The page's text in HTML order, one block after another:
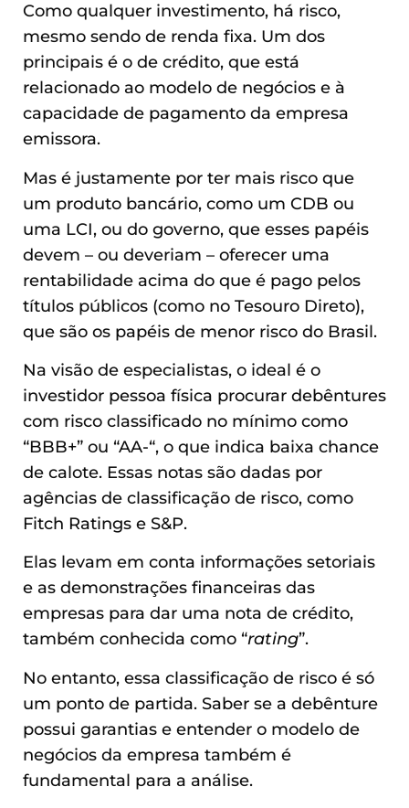
Como qualquer investimento, há risco,
mesmo sendo de renda fixa. Um dos
principais é o de crédito, que está
relacionado ao modelo de negócios e à
capacidade de pagamento da empresa
emissora.
Mas é justamente por ter mais risco que
um produto bancário, como um CDB ou
uma LCI, ou do governo, que esses papéis
devem – ou deveriam – oferecer uma
rentabilidade acima do que é pago pelos
títulos públicos (como no Tesouro Direto),
que são os papéis de menor risco do Brasil.
Na visão de especialistas, o ideal é o
investidor pessoa física procurar debêntures
com risco classificado no mínimo como
“BBB+” ou “AA-“, o que indica baixa chance
de calote. Essas notas são dadas por
agências de classificação de risco, como
Fitch Ratings e S&P.
Elas levam em conta informações setoriais
e as demonstrações financeiras das
empresas para dar uma nota de crédito,
também conhecida como “rating”.
No entanto, essa classificação de risco é só
um ponto de partida. Saber se a debênture
possui garantias e entender o modelo de
negócios da empresa também é
fundamental para a análise.